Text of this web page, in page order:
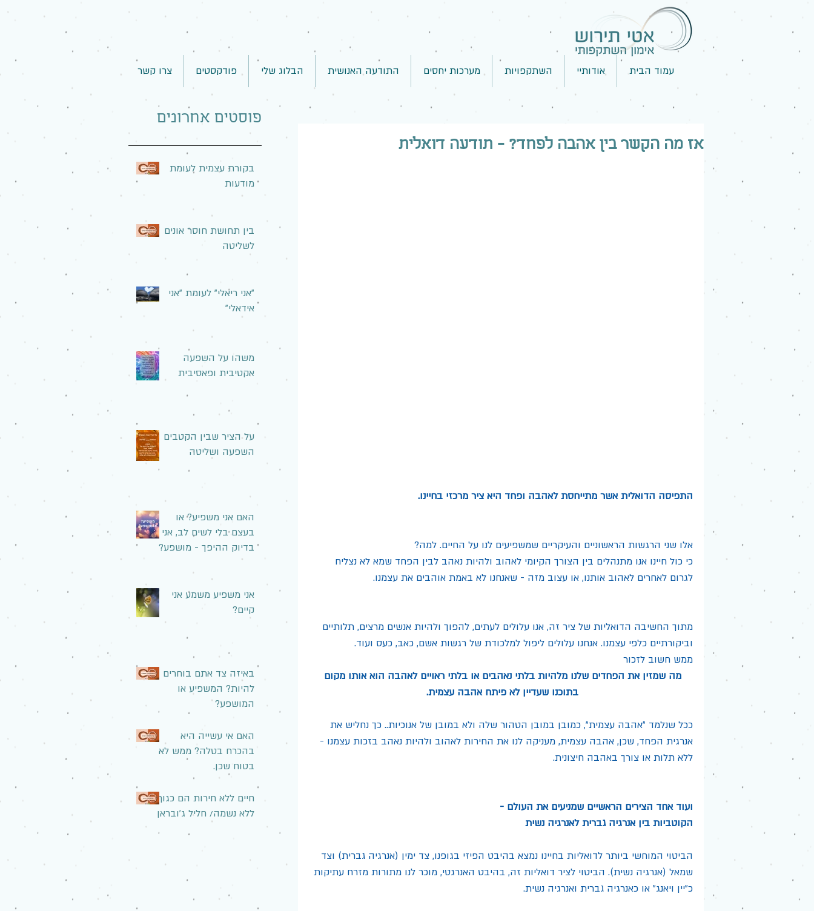
עמוד הבית אודותיי השתקפויות מערכות יחסים התודעה האנושית הבלוג שלי פודקסטים צרו קשר
פוסטים אחרונים
בקורת עצמית לעומת
מודעות
בין תחושת חוסר אונים
לשליטה
"אני ריאלי" לעומת "אני
אידאלי"
משהו על השפעה
אקטיבית ופאסיבית
על הציר שבין הקטבים
השפעה ושליטה
האם אני משפיע? או
בעצם בלי לשים לב, אני
בדיוק ההיפך - מושפע?
אני משפיע משמע אני
קיים?
באיזה צד אתם בוחרים
להיות? המשפיע או
המושפע?
האם אי עשייה היא
בהכרח בטלה? ממש לא
בטוח שכן.
חיים ללא חירות הם כגוף
ללא נשמה/ חליל ג'ובראן
אז מה הקשר בין אהבה לפחד? - תודעה דואלית
התפיסה הדואלית אשר מתייחסת לאהבה ופחד היא ציר מרכזי בחיינו.
אלו שני הרגשות הראשוניים והעיקריים שמשפיעים לנו על החיים. למה?
כי כול חיינו אנו מתנהלים בין הצורך הקיומי לאהוב ולהיות נאהב לבין הפחד שמא לא נצליח
לגרום לאחרים לאהוב אותנו, או עצוב מזה - שאנחנו לא באמת אוהבים את עצמנו.
מתוך החשיבה הדואליות של ציר זה, אנו עלולים לעתים, להפוך ולהיות אנשים מרצים, תלותיים
וביקורתיים כלפי עצמנו. אנחנו עלולים ליפול למלכודת של רגשות אשם, כאב, כעס ועוד.
ממש חשוב לזכור
מה שמזין את הפחדים שלנו מלהיות בלתי נאהבים או בלתי ראויים לאהבה הוא אותו מקום
בתוכנו שעדיין לא פיתח אהבה עצמית.
ככל שנלמד "אהבה עצמית", כמובן במובן הטהור שלה ולא במובן של אנוכיות.. כך נחליש את
אנרגית הפחד, שכן, אהבה עצמית, מעניקה לנו את החירות לאהוב ולהיות נאהב בזכות עצמנו -
ללא תלות או צורך באהבה חיצונית.
ועוד אחד הצירים הראשיים שמניעים את העולם -
הקוטביות בין אנרגיה גברית לאנרגיה נשית
הביטוי המוחשי ביותר לדואליות בחיינו נמצא בהיבט הפיזי בגופנו, צד ימין (אנרגיה גברית) וצד
שמאל (אנרגיה נשית). הביטוי לציר דואליות זה, בהיבט האנרגטי, מוכר לנו מתורות מזרח עתיקות
כ"יין ויאנג" או כאנרגיה גברית ואנרגיה נשית.